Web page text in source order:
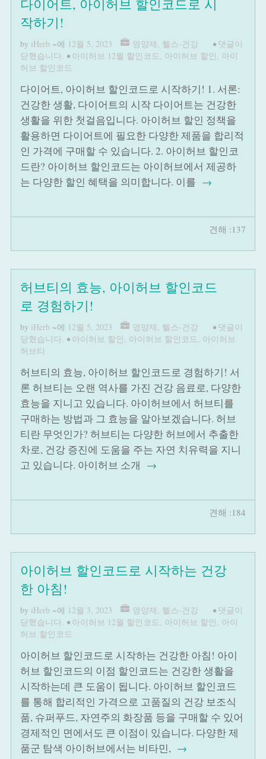
다이어트, 아이허브 할인코드로 시
작하기!
by iHerb ~에 12월 5, 2023 영양제, 헬스-건강 • 댓글이
닫혔습니다. • 아이허브 12월 할인코드, 아이허브 할인, 아이
허브 할인코드
다이어트, 아이허브 할인코드로 시작하기! 1. 서론:
건강한 생활, 다이어트의 시작 다이어트는 건강한
생활을 위한 첫걸음입니다. 아이허브 할인 정책을
활용하면 다이어트에 필요한 다양한 제품을 합리적
인 가격에 구매할 수 있습니다. 2. 아이허브 할인코
드란? 아이허브 할인코드는 아이허브에서 제공하
는 다양한 할인 혜택을 의미합니다. 이를 →
견해 :137
허브티의 효능, 아이허브 할인코드
로 경험하기!
by iHerb ~에 12월 5, 2023 영양제, 헬스-건강 • 댓글이
닫혔습니다. • 아이허브 할인, 아이허브 할인코드, 아이허브
허브티
허브티의 효능, 아이허브 할인코드로 경험하기! 서
론 허브티는 오랜 역사를 가진 건강 음료로, 다양한
효능을 지니고 있습니다. 아이허브에서 허브티를
구매하는 방법과 그 효능을 알아보겠습니다. 허브
티란 무엇인가? 허브티는 다양한 허브에서 추출한
차로, 건강 증진에 도움을 주는 자연 치유력을 지니
고 있습니다. 아이허브 소개 →
견해 :184
아이허브 할인코드로 시작하는 건강
한 아침!
by iHerb ~에 12월 3, 2023 영양제, 헬스-건강 • 댓글이
닫혔습니다. • 아이허브 12월 할인코드, 아이허브 할인, 아이
허브 할인코드
아이허브 할인코드로 시작하는 건강한 아침! 아이
허브 할인코드의 이점 할인코드는 건강한 생활을
시작하는데 큰 도움이 됩니다. 아이허브 할인코드
를 통해 합리적인 가격으로 고품질의 건강 보조식
품, 슈퍼푸드, 자연주의 화장품 등을 구매할 수 있어
경제적인 면에서도 큰 이점이 있습니다. 다양한 제
품군 탐색 아이허브에서는 비타민, →